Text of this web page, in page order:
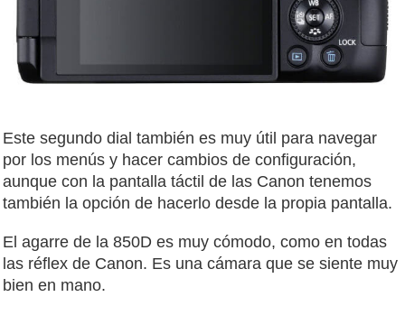
Este segundo dial también es muy útil para navegar
por los menús y hacer cambios de configuración,
aunque con la pantalla táctil de las Canon tenemos
también la opción de hacerlo desde la propia pantalla.
El agarre de la 850D es muy cómodo, como en todas
las réflex de Canon. Es una cámara que se siente muy
bien en mano.